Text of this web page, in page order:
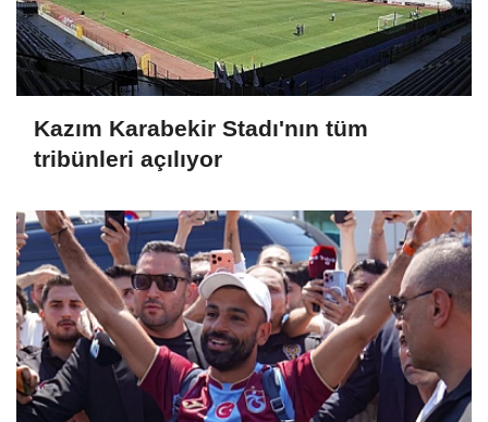
Kazım Karabekir Stadı'nın tüm
tribünleri açılıyor